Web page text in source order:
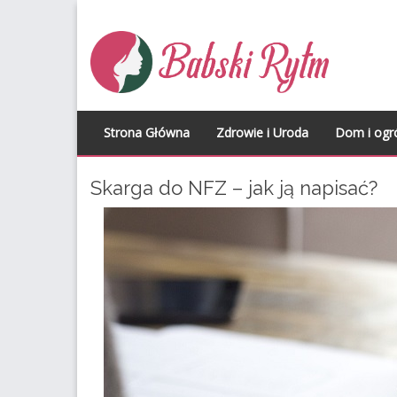
Strona Główna Zdrowie i Uroda Dom i
Skarga do NFZ – jak ją napisać?